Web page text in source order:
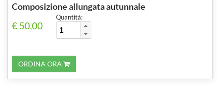
Composizione allungata autunnale
€ 50,00
Quantità:
ORDINA ORA